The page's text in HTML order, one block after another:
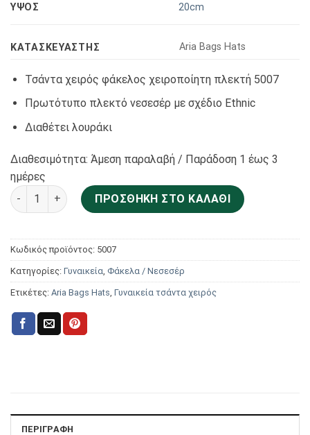
ΥΨΟΣ 20cm
KΑΤΑΣΚΕΥΑΣΤΉΣ Αria Bags Hats
Τσάντα χειρός φάκελος χειροποίητη πλεκτή 5007
Πρωτότυπο πλεκτό νεσεσέρ με σχέδιο Ethnic
Διαθέτει λουράκι
Διαθεσιμότητα: Άμεση παραλαβή / Παράδoση 1 έως 3
ημέρες
Aria Bags Hats Γυναικεία Τσάντα Χειρός Πλεκτή 5007
ΠΡΟΣΘΉΚΗ ΣΤΟ ΚΑΛΆΘΙ
Κωδικός προϊόντος: 5007
Κατηγορίες: Γυναικεία Φάκελα / Νεσεσέρ
Ετικέτες: Aria Bags Hats Γυναικεία τσάντα χειρός
ΠΕΡΙΓΡΑΦΉ